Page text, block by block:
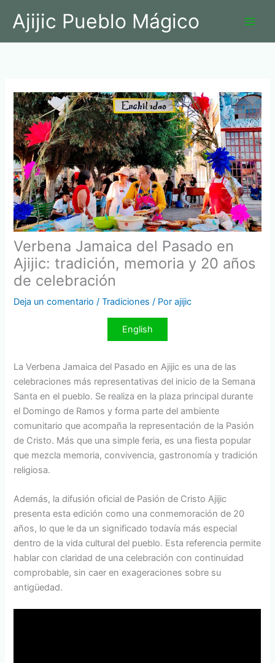
contenido
Ajijic Pueblo Mágico
Verbena Jamaica del Pasado en
Ajijic: tradición, memoria y 20 años
de celebración
Deja un comentario /Tradiciones / Porajijic
English
La Verbena Jamaica del Pasado en Ajijic es una de las
celebraciones más representativas del inicio de la Semana
Santa en el pueblo. Se realiza en la plaza principal durante
el Domingo de Ramos y forma parte del ambiente
comunitario que acompaña la representación de la Pasión
de Cristo. Más que una simple feria, es una fiesta popular
que mezcla memoria, convivencia, gastronomía y tradición
religiosa.
Además, la difusión oficial de Pasión de Cristo Ajijic
presenta esta edición como una conmemoración de 20
años, lo que le da un significado todavía más especial
dentro de la vida cultural del pueblo. Esta referencia permite
hablar con claridad de una celebración con continuidad
comprobable, sin caer en exageraciones sobre su
antigüedad.